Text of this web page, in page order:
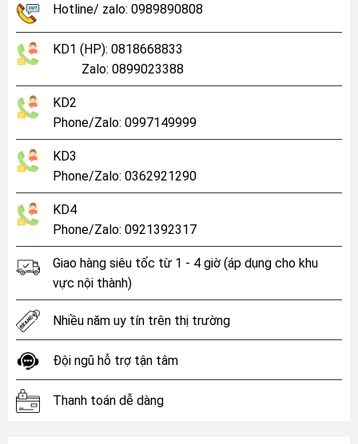
Hotline/ zalo: 0989890808
KD1 (HP): 0818668833
Zalo: 0899023388
KD2
Phone/Zalo: 0997149999
KD3
Phone/Zalo: 0362921290
KD4
Phone/Zalo: 0921392317
Giao hàng siêu tốc từ 1 - 4 giờ (áp dụng cho khu
vực nội thành)
Nhiều năm uy tín trên thị trường
Đội ngũ hỗ trợ tận tâm
Thanh toán dễ dàng